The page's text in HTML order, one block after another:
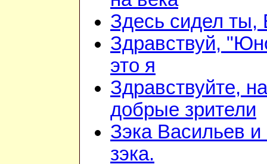
Здесь сидел ты,
Здравствуй,
это я
Здравствуйте,
добрые зрители
Зэка Васильев
зэка.